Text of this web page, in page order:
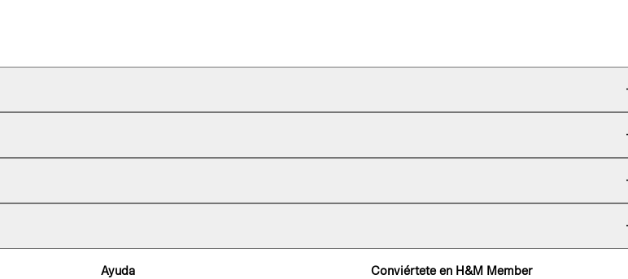
Ayuda Conviértete en H&M Member